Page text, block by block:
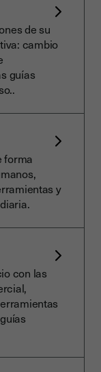
de su
cambio
guías
forma
y
con las